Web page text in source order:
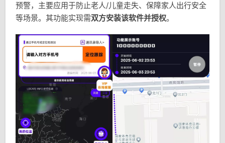
预警，主要应用于防止老人/儿童走失、保障家人出行安全
等场景。其功能实现需双方安装该软件并授权。